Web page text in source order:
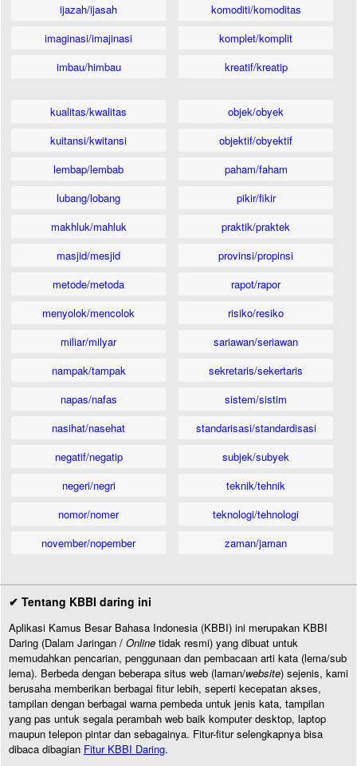
ijazah/ijasah
imaginasi/imajinasi
imbau/himbau
komoditi/komoditas
komplet/komplit
kreatif/kreatip
kualitas/kwalitas
kuitansi/kwitansi
lembap/lembab
lubang/lobang
makhluk/mahluk
masjid/mesjid
metode/metoda
menyolok/mencolok
miliar/milyar
nampak/tampak
napas/nafas
nasihat/nasehat
negatif/negatip
negeri/negri
nomor/nomer
november/nopember
objek/obyek
objektif/obyektif
paham/faham
pikir/fikir
praktik/praktek
provinsi/propinsi
rapot/rapor
risiko/resiko
sariawan/seriawan
sekretaris/sekertaris
sistem/sistim
standarisasi/standardisasi
subjek/subyek
teknik/tehnik
teknologi/tehnologi
zaman/jaman
✔ Tentang KBBI daring ini
Aplikasi Kamus Besar Bahasa Indonesia (KBBI) ini merupakan KBBI
Daring (Dalam Jaringan / Online tidak resmi) yang dibuat untuk
memudahkan pencarian, penggunaan dan pembacaan arti kata (lema/sub
lema). Berbeda dengan beberapa situs web (laman/website) sejenis, kami
berusaha memberikan berbagai fitur lebih, seperti kecepatan akses,
tampilan dengan berbagai warna pembeda untuk jenis kata, tampilan
yang pas untuk segala perambah web baik komputer desktop, laptop
maupun telepon pintar dan sebagainya. Fitur-fitur selengkapnya bisa
dibaca dibagian Fitur KBBI Daring.